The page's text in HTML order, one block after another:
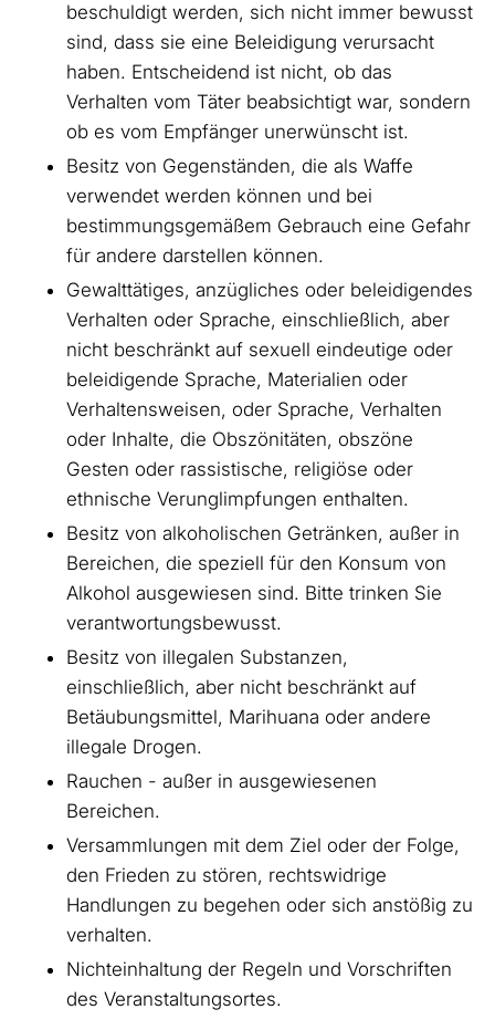
beschuldigt werden, sich nicht immer bewusst
sind, dass sie eine Beleidigung verursacht
haben. Entscheidend ist nicht, ob das
Verhalten vom Täter beabsichtigt war, sondern
ob es vom Empfänger unerwünscht ist.
Besitz von Gegenständen, die als Waffe
verwendet werden können und bei
bestimmungsgemäßem Gebrauch eine Gefahr
für andere darstellen können.
Gewalttätiges, anzügliches oder beleidigendes
Verhalten oder Sprache, einschließlich, aber
nicht beschränkt auf sexuell eindeutige oder
beleidigende Sprache, Materialien oder
Verhaltensweisen, oder Sprache, Verhalten
oder Inhalte, die Obszönitäten, obszöne
Gesten oder rassistische, religiöse oder
ethnische Verunglimpfungen enthalten.
Besitz von alkoholischen Getränken, außer in
Bereichen, die speziell für den Konsum von
Alkohol ausgewiesen sind. Bitte trinken Sie
verantwortungsbewusst.
Besitz von illegalen Substanzen,
einschließlich, aber nicht beschränkt auf
Betäubungsmittel, Marihuana oder andere
illegale Drogen.
Rauchen - außer in ausgewiesenen
Bereichen.
Versammlungen mit dem Ziel oder der Folge,
den Frieden zu stören, rechtswidrige
Handlungen zu begehen oder sich anstößig zu
verhalten.
Nichteinhaltung der Regeln und Vorschriften
des Veranstaltungsortes.